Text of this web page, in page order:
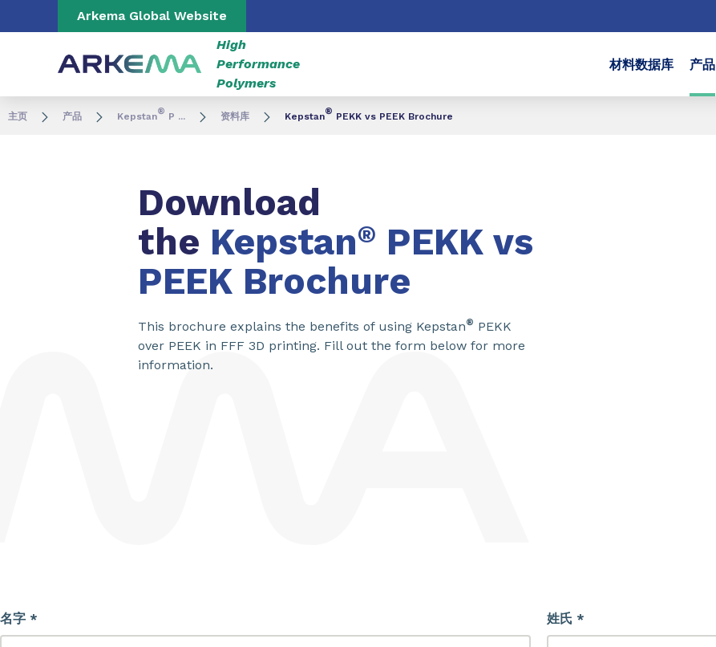
Go to content Go to navigation
Arkema Global Website
High
Performance
Polymers
材料数据库 产品
主页 产品 Kepstan® P ... 资料库 Kepstan® PEKK vs PEEK Brochure
Download
the Kepstan® PEKK vs
PEEK Brochure
This brochure explains the benefits of using Kepstan® PEKK
over PEEK in FFF 3D printing. Fill out the form below for more
information.
名字 * 姓氏 *